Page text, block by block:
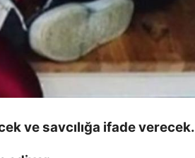
ve savcılığa ifade verecek.